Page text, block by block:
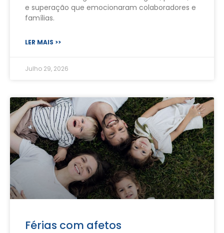
e superação que emocionaram colaboradores e
famílias.
LER MAIS >>
Julho 29, 2026
Férias com afetos